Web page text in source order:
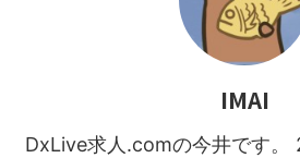
IMAI
DxLive求人.comの今井です。